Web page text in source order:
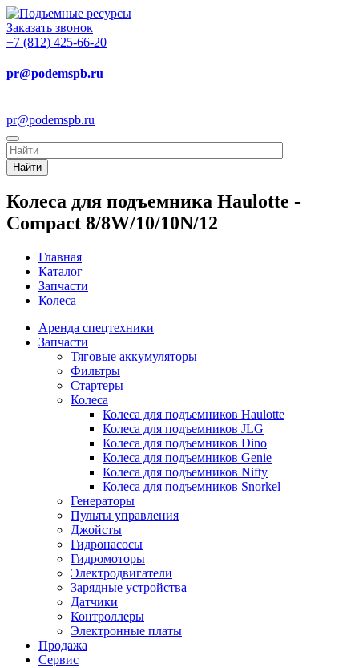
Заказать звонок
+7 (812) 425-66-20
pr@podemspb.ru
pr@podemspb.ru
Найти
Колеса для подъемника Haulotte -
Compact 8/8W/10/10N/12
Главная
Каталог
Запчасти
Колеса
Аренда спецтехники
Запчасти
Тяговые аккумуляторы
Фильтры
Стартеры
Колеса
Колеса для подъемников Haulotte
Колеса для подъемников JLG
Колеса для подъемников Dino
Колеса для подъемников Genie
Колеса для подъемников Nifty
Колеса для подъемников Snorkel
Генераторы
Пульты управления
Джойсты
Гидронасосы
Гидромоторы
Электродвигатели
Зарядные устройства
Датчики
Контроллеры
Электронные платы
Продажа
Сервис